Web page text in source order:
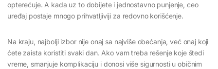
opterećuje. A kada uz to dobijete i jednostavno punjenje, ceo
uređaj postaje mnogo prihvatljiviji za redovno korišćenje.
Na kraju, najbolji izbor nije onaj sa najviše obećanja, već onaj koji
ćete zaista koristiti svaki dan. Ako vam treba rešenje koje štedi
vreme, smanjuje komplikaciju i donosi više sigurnosti u običnim